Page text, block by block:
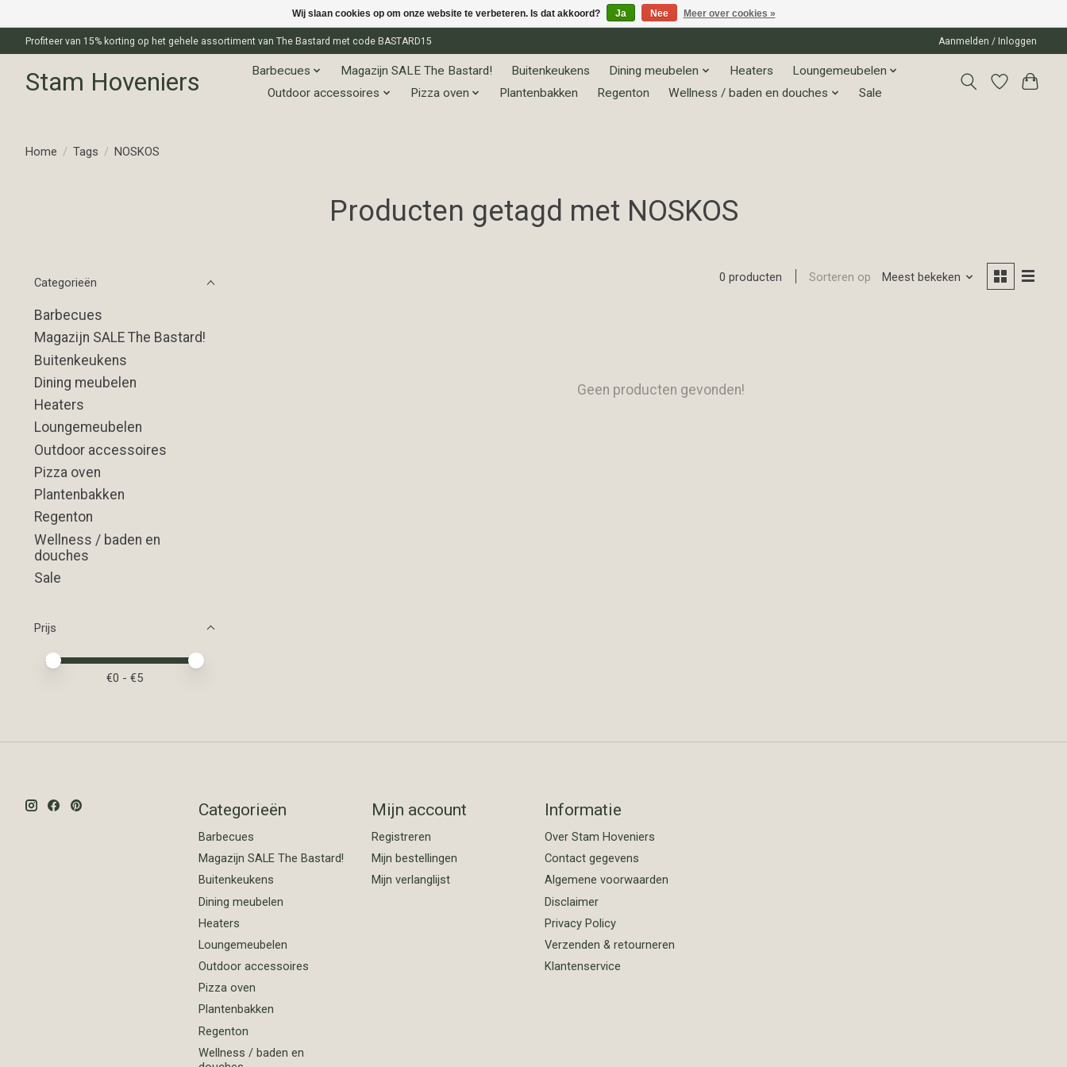
Profiteer van 15% korting op het gehele assortiment van The Bastard met code BASTARD15 Aanmelden / Inloggen
Stam Hoveniers Barbecues Magazijn SALE The Bastard! Buitenkeukens Dining meubelen Heaters
Loungemeubelen
Outdoor accessoires
Pizza oven Plantenbakken Regenton Wellness / baden en douches Sale
Home / Tags / NOSKOS
Producten getagd met NOSKOS
Categorieën
Barbecues
Magazijn SALE The Bastard!
Buitenkeukens
Dining meubelen
Heaters
Loungemeubelen
Outdoor accessoires
Pizza oven
Plantenbakken
Regenton
Wellness / baden en
douches
Sale
Prijs
Minimale prijswaarde
Price maximum value
€0 - €5
0 producten Sorteren op Meest bekeken
Geen producten gevonden!
Categorieën
Barbecues
Magazijn SALE The Bastard!
Buitenkeukens
Dining meubelen
Heaters
Loungemeubelen
Outdoor accessoires
Pizza oven
Plantenbakken
Regenton
Wellness / baden en
Mijn account
Registreren
Mijn bestellingen
Mijn verlanglijst
Informatie
Over Stam Hoveniers
Contact gegevens
Algemene voorwaarden
Disclaimer
Privacy Policy
Verzenden & retourneren
Klantenservice
Wij slaan cookies op om onze website te verbeteren. Is dat akkoord? Ja Nee Meer over cookies »